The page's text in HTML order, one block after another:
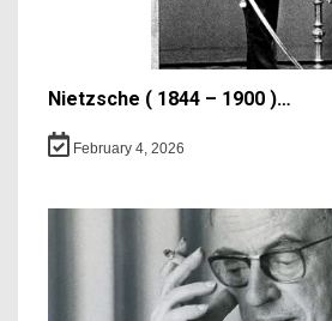
Nietzsche ( 1844 – 1900 )…
February 4, 2026